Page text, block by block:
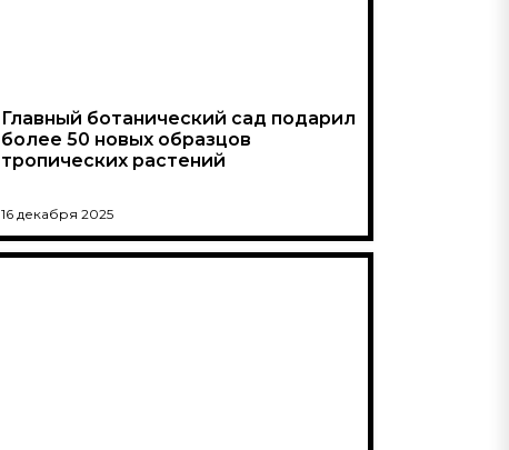
Главный ботанический сад подарил
более 50 новых образцов
тропических растений
16 декабря 2025